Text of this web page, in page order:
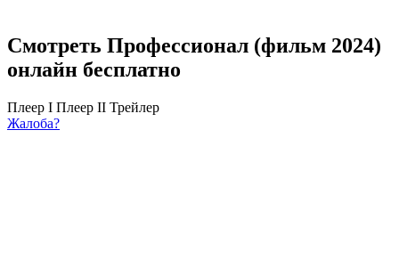
Смотреть Профессионал (фильм 2024)
онлайн бесплатно
Плеер I Плеер II Трейлер
Жалоба?